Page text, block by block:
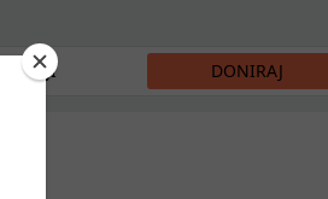
MEDIJI DONIRAJ